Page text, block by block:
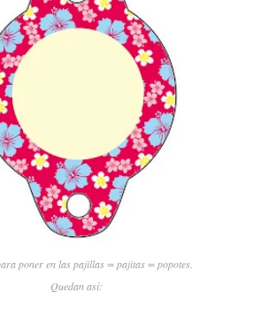
poner en las pajillas = pajitas = popotes.
Quedan así: